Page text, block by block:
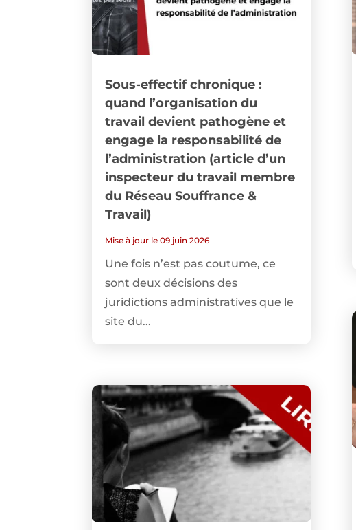
Sous-effectif chronique :
quand l’organisation du
travail devient pathogène et
engage la responsabilité de
l’administration (article d’un
inspecteur du travail membre
du Réseau Souffrance &
Travail)
Mise à jour le 09 juin 2026
Une fois n’est pas coutume, ce
sont deux décisions des
juridictions administratives que le
site du...